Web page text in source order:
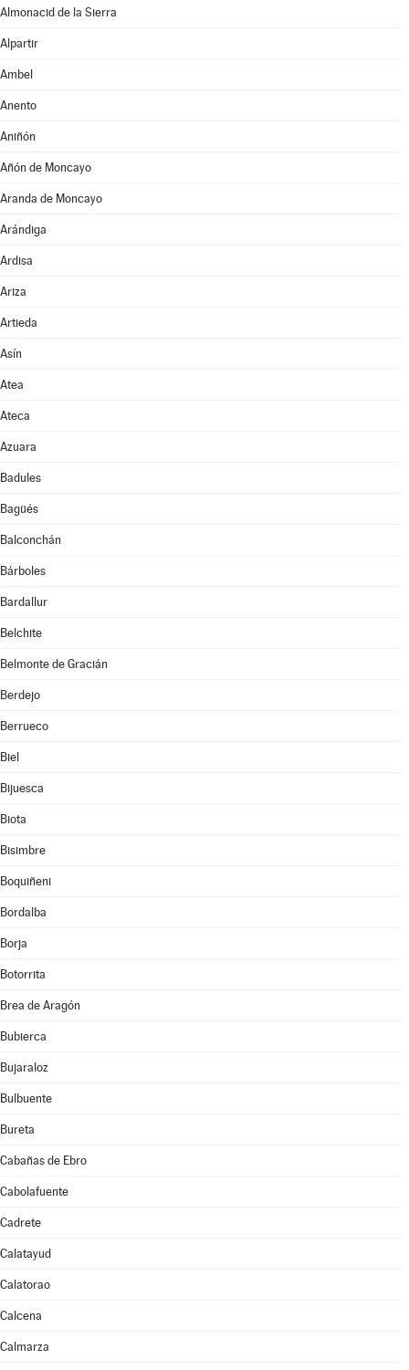
Almonacid de la Sierra
Alpartir
Ambel
Anento
Aniñón
Añón de Moncayo
Aranda de Moncayo
Arándiga
Ardisa
Ariza
Artieda
Asín
Atea
Ateca
Azuara
Badules
Bagüés
Balconchán
Bárboles
Bardallur
Belchite
Belmonte de Gracián
Berdejo
Berrueco
Biel
Bijuesca
Biota
Bisimbre
Boquiñeni
Bordalba
Borja
Botorrita
Brea de Aragón
Bubierca
Bujaraloz
Bulbuente
Bureta
Cabañas de Ebro
Cabolafuente
Cadrete
Calatayud
Calatorao
Calcena
Calmarza